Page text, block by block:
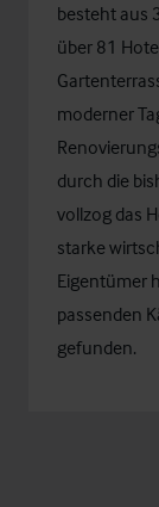
besteht aus
über 81
moderner
durch die
vollzog das
starke
Eigentümer
passenden
gefunden.